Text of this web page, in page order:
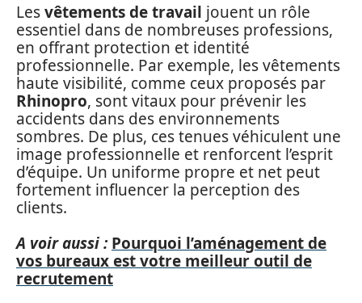
Lesvêtements de travail jouent un rôle
essentiel dans de nombreuses professions,
en offrant protection et identité
professionnelle. Par exemple, les vêtements
haute visibilité, comme ceux proposés par
Rhinopro, sont vitaux pour prévenir les
accidents dans des environnements
sombres. De plus, ces tenues véhiculent une
image professionnelle et renforcent l’esprit
d’équipe. Un uniforme propre et net peut
fortement influencer la perception des
clients.
A voir aussi : Pourquoi l’aménagement de
vos bureaux est votre meilleur outil de
recrutement